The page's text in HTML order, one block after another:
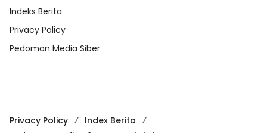
Indeks Berita
Privacy Policy
Pedoman Media Siber
Privacy Policy
Index Berita